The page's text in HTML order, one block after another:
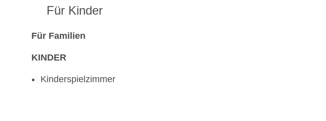
Für Kinder
Für Familien
KINDER
Kinderspielzimmer